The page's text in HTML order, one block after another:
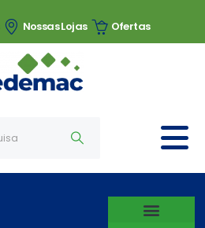
Nossas Lojas Ofertas